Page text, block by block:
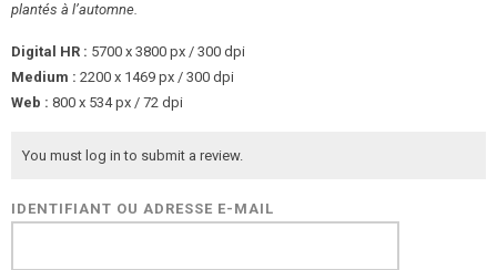
plantés à l’automne.
Digital HR : 5700 x 3800 px / 300 dpi
Medium : 2200 x 1469 px / 300 dpi
Web : 800 x 534 px / 72 dpi
You must log in to submit a review.
IDENTIFIANT OU ADRESSE E-MAIL